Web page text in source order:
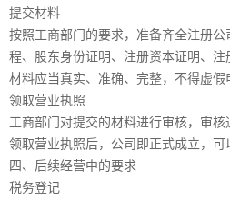
提交材料
按照工商部门的要求，准备齐全注册
程、股东身份证明、注册资本证明、注
材料应当真实、准确、完整，不得虚假
领取营业执照
工商部门对提交的材料进行审核，审核
领取营业执照后，公司即正式成立，可
四、后续经营中的要求
税务登记